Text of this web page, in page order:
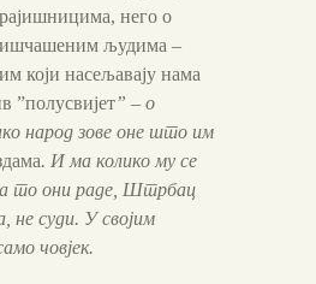
него о
људима –
који насељавају нама
”полусвијет” – о
народ зове оне што им
. И ма колико му се
то они раде, Штрбац
не суди. У својим
човјек.